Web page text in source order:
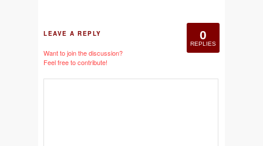
0
REPLIES
LEAVE A REPLY
Want to join the discussion?
Feel free to contribute!